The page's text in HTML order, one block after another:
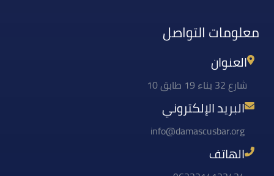
معلومات التواصل
العنوان
شارع 32 بناء 19 طابق 10
البريد الإلكتروني
info@damascusbar.org
الهاتف